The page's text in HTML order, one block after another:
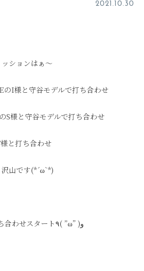
2021.10.30
ションはぁ～
I様と守谷モデルで打ち合わせ
S様と守谷モデルで打ち合わせ
と打ち合わせ
沢山です(*´ω`*)
という事でI様と打ち合わせスタート٩( ”ω” )و